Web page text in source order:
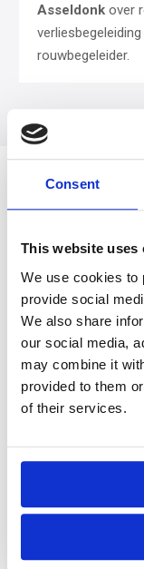
Consent
This website uses
We use cookies to
provide social
We also share
our social media,
may combine it
provided to them
of their services.
Asseldonk over
rouwbegeleider.
Opleidingen
Verlies-, Rouw- &
Geestelijk begeleider
Psychosociale
Oriëntatieroute